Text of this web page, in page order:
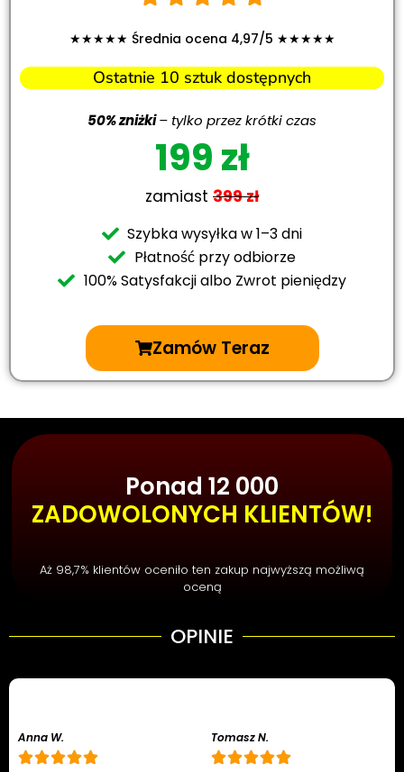
★★★★★ Średnia ocena 4,97/5 ★★★★★
Ostatnie 10 sztuk dostępnych
50% zniżki– tylko przez krótki czas
199 zł
zamiast 399 zł
Szybka wysyłka w 1–3 dni
Płatność przy odbiorze
100% Satysfakcji albo Zwrot pieniędzy
Zamów Teraz
Ponad 12 000
ZADOWOLONYCH KLIENTÓW!
Aż 98,7% klientów oceniło ten zakup najwyższą możliwą
oceną
OPINIE
Anna W. Tomasz N.